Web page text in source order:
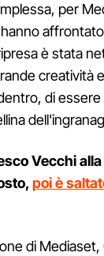
per
è stata
creatività
di
Vecchi
poi è
di Mediaset,